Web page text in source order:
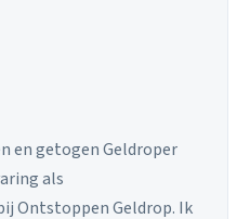
en getogen Geldroper
als
Ontstoppen Geldrop. Ik